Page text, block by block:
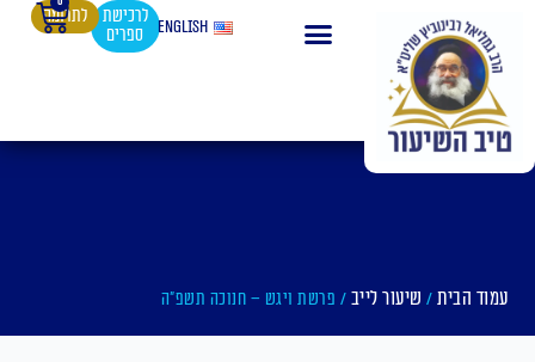
English
לרכישת
ספרים
לתרומה
עגלת
עמוד הבית/ שיעור לייב / פרשת ויגש – חנוכה תשפ"ה